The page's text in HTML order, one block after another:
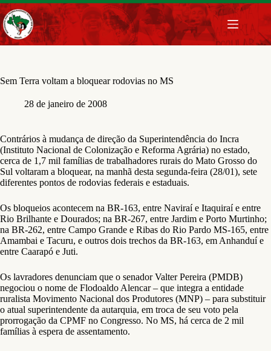
Pular
para
o
conteúdo
Sem Terra voltam a bloquear rodovias no MS
28 de janeiro de 2008
Contrários à mudança de direção da Superintendência do Incra
(Instituto Nacional de Colonização e Reforma Agrária) no estado,
cerca de 1,7 mil famílias de trabalhadores rurais do Mato Grosso do
Sul voltaram a bloquear, na manhã desta segunda-feira (28/01), sete
diferentes pontos de rodovias federais e estaduais.
Os bloqueios acontecem na BR-163, entre Naviraí e Itaquiraí e entre
Rio Brilhante e Dourados; na BR-267, entre Jardim e Porto Murtinho;
na BR-262, entre Campo Grande e Ribas do Rio Pardo MS-165, entre
Amambai e Tacuru, e outros dois trechos da BR-163, em Anhanduí e
entre Caarapó e Juti.
Os lavradores denunciam que o senador Valter Pereira (PMDB)
negociou o nome de Flodoaldo Alencar – que integra a entidade
ruralista Movimento Nacional dos Produtores (MNP) – para substituir
o atual superintendente da autarquia, em troca de seu voto pela
prorrogação da CPMF no Congresso. No MS, há cerca de 2 mil
famílias à espera de assentamento.